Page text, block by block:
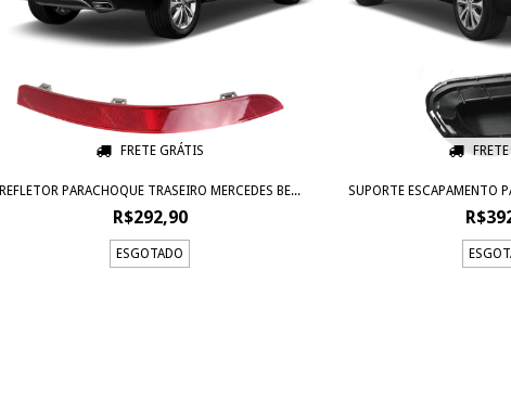
FRETE GRÁTIS
REFLETOR PARACHOQUE TRASEIRO MERCEDES BE...
R$292,90
ESGOTADO
SUPORTE ESCAPAMENTO